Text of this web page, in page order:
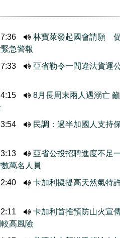
林寶萊發起國會請願
急警報
亞省勒令一間違法貨運
8月長周末兩人遇溺亡
民調：過半加國人支持
亞省公投招聘進度不
萬名人員
卡加利擬提高天然氣特
卡加利首推預防山火宣
高風險